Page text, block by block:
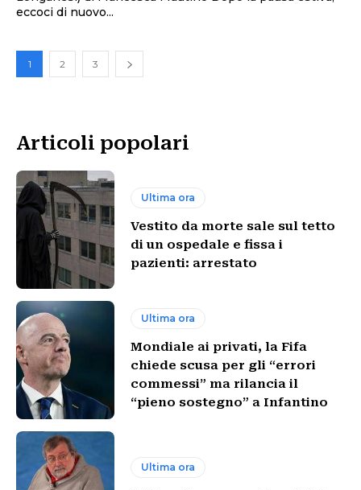
eccoci di nuovo...
1 2 3
Articoli popolari
Ultima ora
Vestito da morte sale sul tetto
di un ospedale e fissa i
pazienti: arrestato
Ultima ora
Mondiale ai privati, la Fifa
chiede scusa per gli “errori
commessi” ma rilancia il
“pieno sostegno” a Infantino
Ultima ora